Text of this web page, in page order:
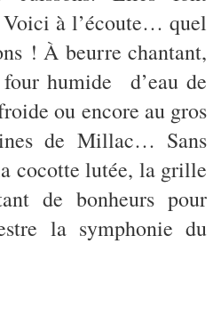
à l’écoute… quel
! À beurre chantant,
humide d’eau de
ou encore au gros
de Millac… Sans
cocotte lutée, la grille
de bonheurs pour
la symphonie du